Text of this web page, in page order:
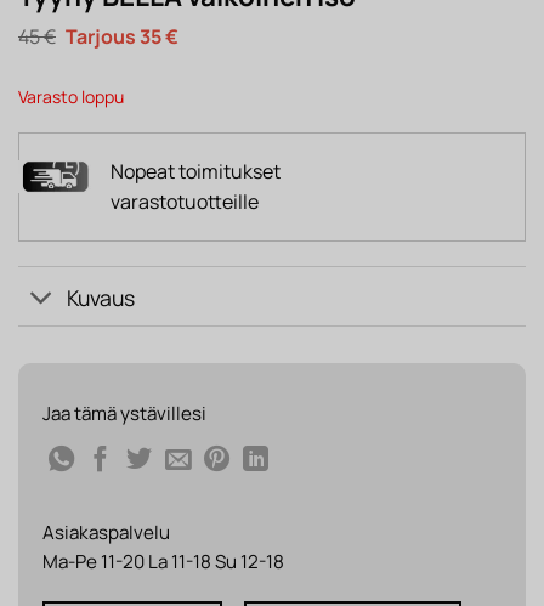
45€ Alkuperäinen
hinta
45 €.
35€Nykyinen
Varasto loppu
Nopeat toimitukset
varastotuotteille
Kuvaus
Jaa tämä ystävillesi
Asiakaspalvelu
Ma-Pe 11-20 La 11-18 Su 12-18